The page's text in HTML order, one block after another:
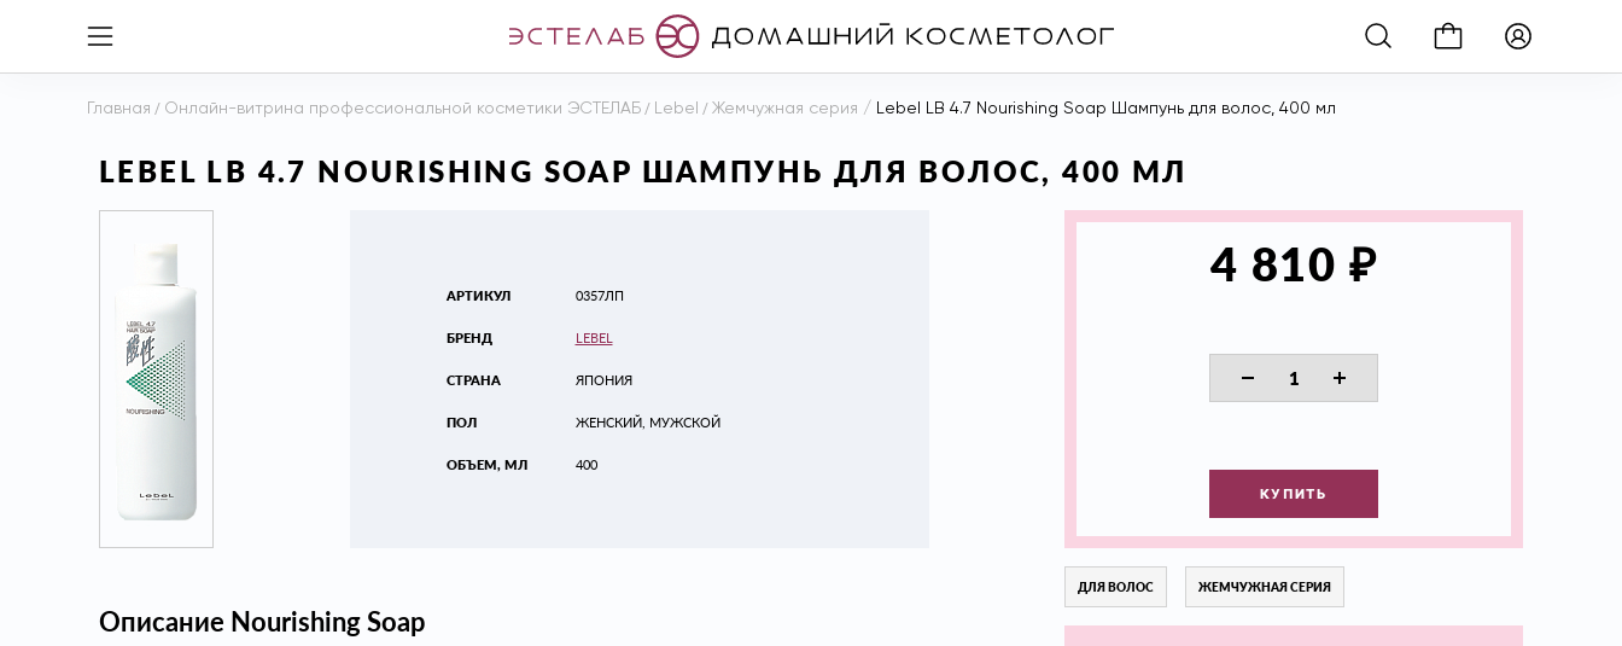
Главная / Онлайн-витрина профессиональной косметики ЭСТЕЛАБ / Lebel / Жемчужная серия / Lebel LB 4.7 Nourishing Soap Шампунь для волос, 400 мл
LEBEL LB 4.7 NOURISHING SOAP ШАМПУНЬ ДЛЯ ВОЛОС, 400 МЛ
АРТИКУЛ
БРЕНД
СТРАНА
ПОЛ
ОБЪЕМ, МЛ
0357ЛП
LEBEL
ЯПОНИЯ
ЖЕНСКИЙ, МУЖСКОЙ
400
4 810 ₽
КУПИТЬ
Описание Nourishing Soap
ДЛЯ ВОЛОС ЖЕМЧУЖНАЯ СЕРИЯ